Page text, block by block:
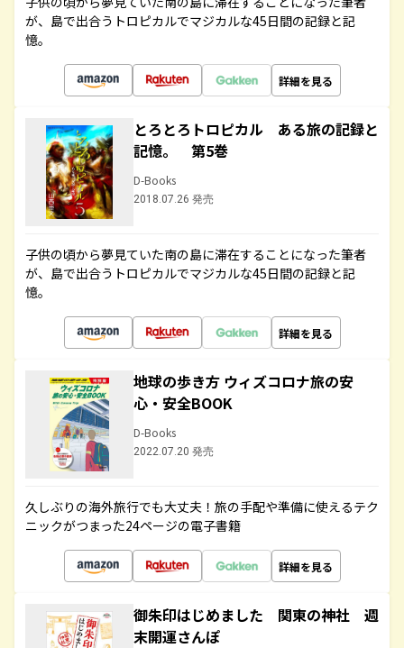
が、島で出合うトロピカルでマジカルな45日間の記録と記
憶。
詳細を見る
とろとろトロピカル ある旅の記録と
記憶。 第5巻
D-Books
2018.07.26 発売
子供の頃から夢見ていた南の島に滞在することになった筆者
が、島で出合うトロピカルでマジカルな45日間の記録と記
憶。
詳細を見る
地球の歩き方 ウィズコロナ旅の安
心・安全BOOK
D-Books
2022.07.20 発売
久しぶりの海外旅行でも大丈夫！旅の手配や準備に使えるテク
ニックがつまった24ページの電子書籍
詳細を見る
御朱印はじめました 関東の神社 週
末開運さんぽ